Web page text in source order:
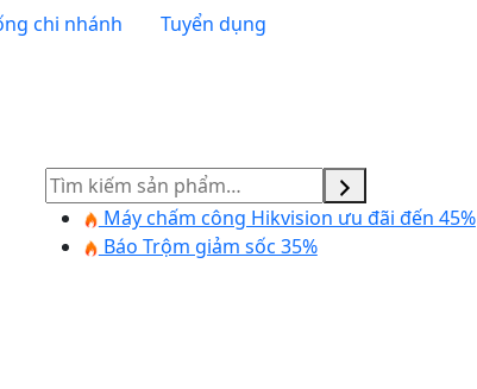
chi nhánh Tuyển dụng
Tìm
kiếm
Máy chấm công Hikvision ưu đãi đến 45%
Báo Trộm giảm sốc 35%